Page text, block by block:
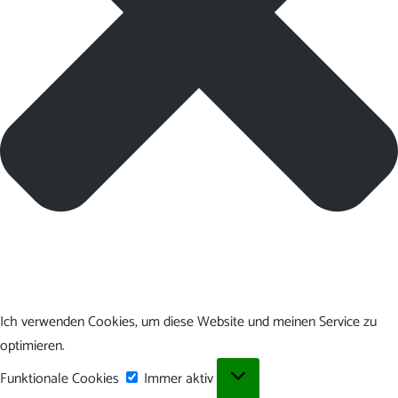
Ich verwenden Cookies, um diese Website und meinen Service zu
optimieren.
Funktionale Cookies
Funktionale
Immer aktiv